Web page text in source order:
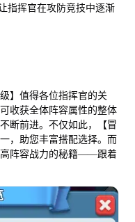
指挥官在攻防竞技中逐渐
值得各位指挥官的关
收获全体阵容属性的整体
断前进。不仅如此，【冒
，助您丰富搭配选择。而
高阵容战力的秘籍——跟着